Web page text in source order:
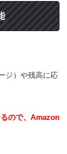
ジ）や残高に応
ので、Amazon